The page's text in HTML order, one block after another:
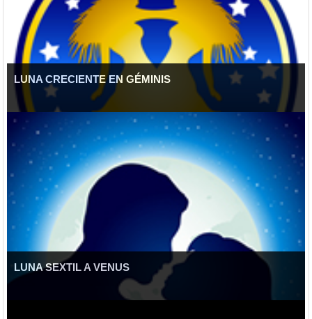
LUNA CRECIENTE EN GÉMINIS
LUNA SEXTIL A VENUS